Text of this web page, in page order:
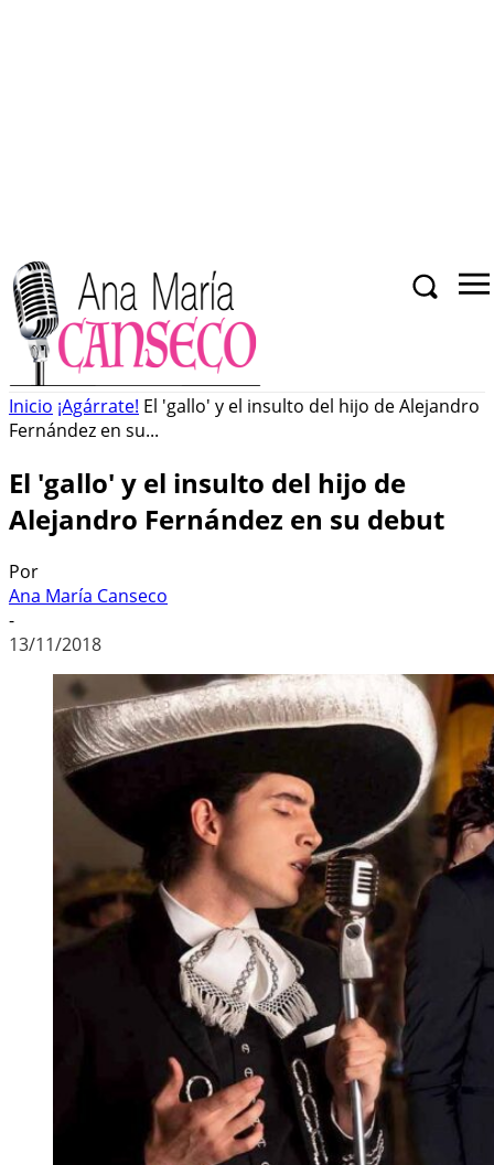
Inicio ¡Agárrate! El 'gallo' y el insulto del hijo de Alejandro
Fernández en su...
El 'gallo' y el insulto del hijo de
Alejandro Fernández en su debut
Por
Ana María Canseco
-
13/11/2018